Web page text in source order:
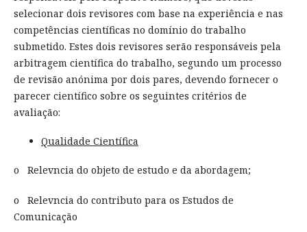
selecionar dois revisores com base na experiência e nas
competências científicas no domínio do trabalho
submetido. Estes dois revisores serão responsáveis pela
arbitragem científica do trabalho, segundo um processo
de revisão anónima por dois pares, devendo fornecer o
parecer científico sobre os seguintes critérios de
avaliação:
Qualidade Científica
o Relevncia do objeto de estudo e da abordagem;
o Relevncia do contributo para os Estudos de
Comunicação